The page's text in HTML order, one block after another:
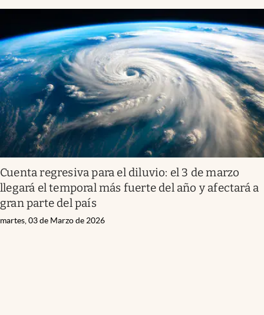
Cuenta regresiva para el diluvio: el 3 de marzo
llegará el temporal más fuerte del año y afectará a
gran parte del país
martes, 03 de Marzo de 2026